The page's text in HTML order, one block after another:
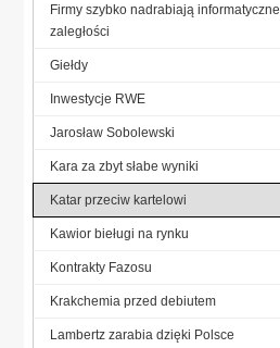
Firmy szybko nadrabiają informatyczne
zaległości
Giełdy
Inwestycje RWE
Jarosław Sobolewski
Kara za zbyt słabe wyniki
Katar przeciw kartelowi
Kawior bieługi na rynku
Kontrakty Fazosu
Krakchemia przed debiutem
Lambertz zarabia dzięki Polsce